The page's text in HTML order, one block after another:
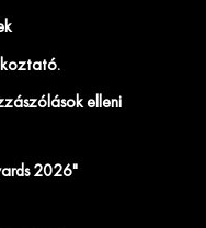
elleni
2026"